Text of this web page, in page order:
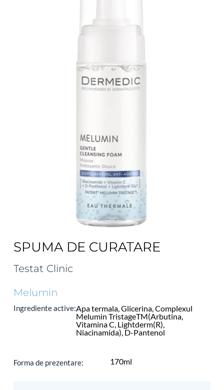
SPUMA DE CURATARE
Testat Clinic
Melumin
Ingrediente active:Apa termala, Glicerina, Complexul
Melumin TristageTM(Arbutina,
Vitamina C, Lightderm(R),
Niacinamida), D-Pantenol
Forma de prezentare: 170ml